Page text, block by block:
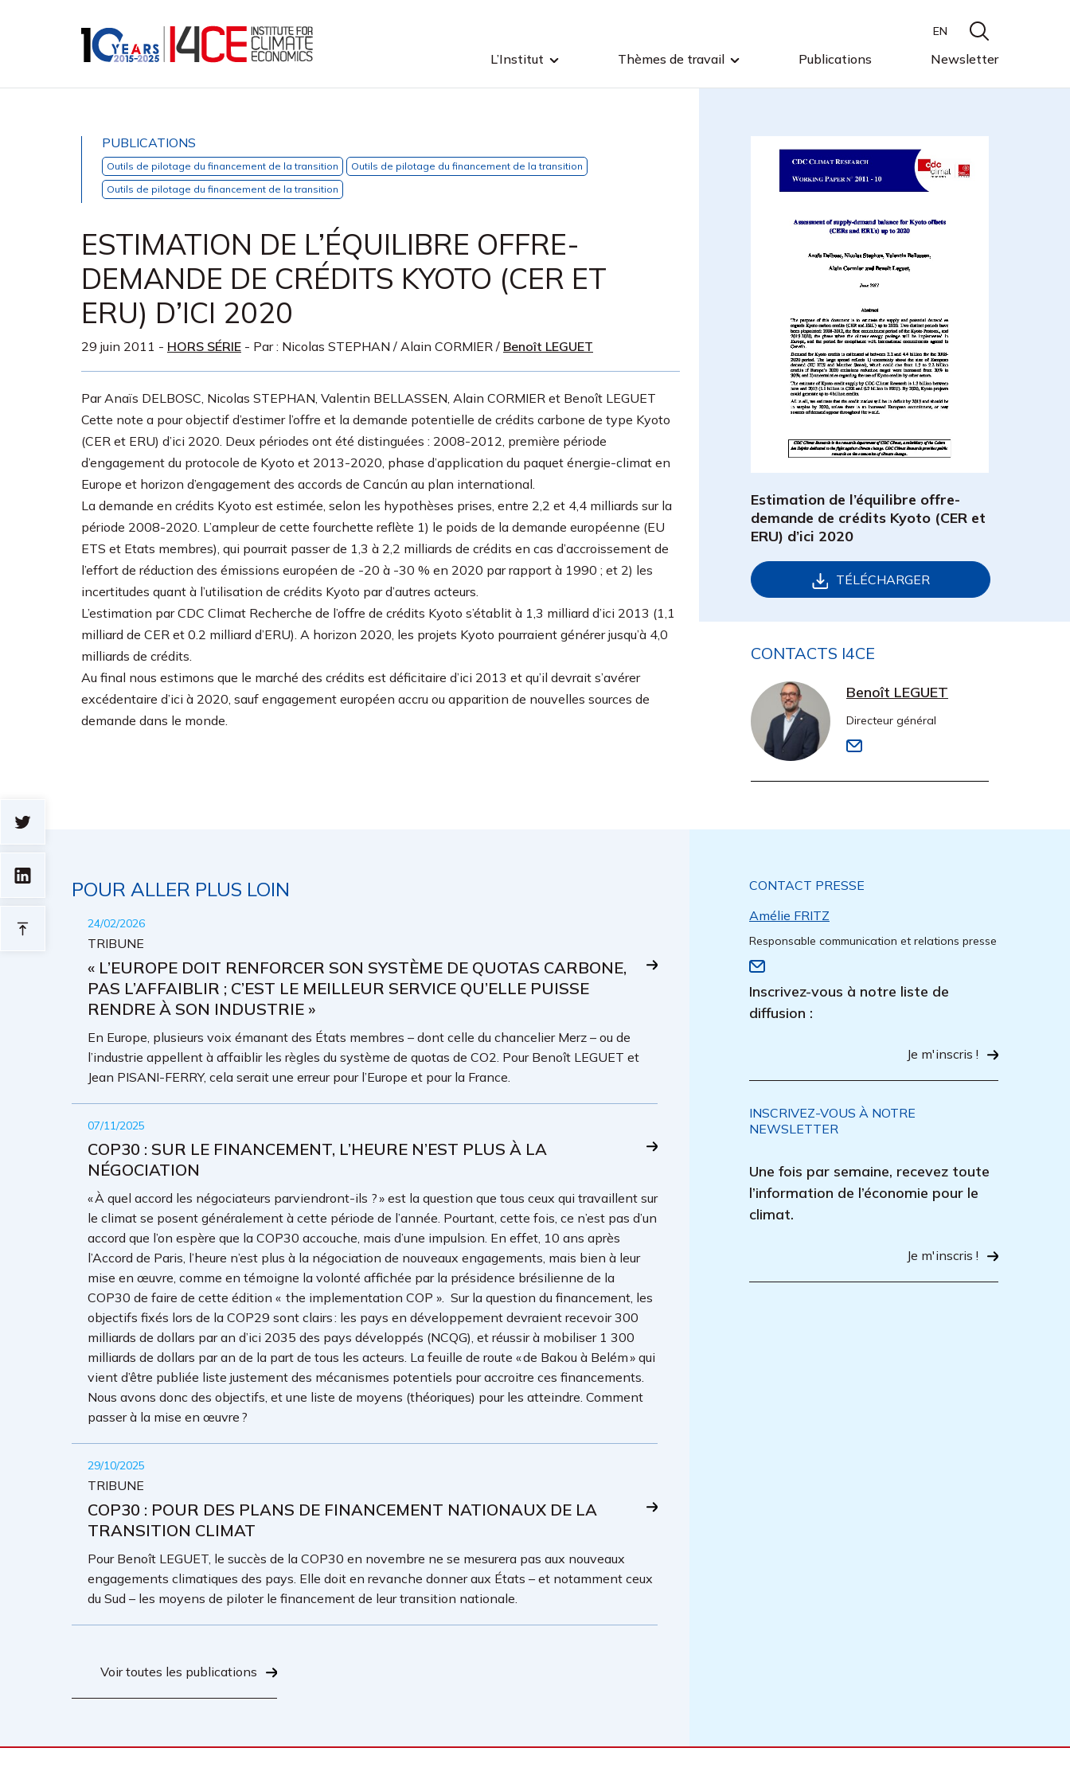
L’Institut Thèmes de travail Publications Newsletter
EN
PUBLICATIONS
Outils de pilotage du financement de la transition
Outils de pilotage du financement de la transition
Outils de pilotage du financement de la transition
ESTIMATION DE L’ÉQUILIBRE OFFRE-
DEMANDE DE CRÉDITS KYOTO (CER ET
ERU) D’ICI 2020
29 juin 2011 - HORS SÉRIE - Par : Nicolas STEPHAN / Alain CORMIER / Benoît LEGUET
Par Anaïs DELBOSC, Nicolas STEPHAN, Valentin BELLASSEN, Alain CORMIER et Benoît LEGUET
Cette note a pour objectif d’estimer l’offre et la demande potentielle de crédits carbone de type Kyoto
(CER et ERU) d’ici 2020. Deux périodes ont été distinguées : 2008-2012, première période
d’engagement du protocole de Kyoto et 2013-2020, phase d’application du paquet énergie-climat en
Europe et horizon d’engagement des accords de Cancún au plan international.
La demande en crédits Kyoto est estimée, selon les hypothèses prises, entre 2,2 et 4,4 milliards sur la
période 2008-2020. L’ampleur de cette fourchette reflète 1) le poids de la demande européenne (EU
ETS et Etats membres), qui pourrait passer de 1,3 à 2,2 milliards de crédits en cas d’accroissement de
l’effort de réduction des émissions européen de -20 à -30 % en 2020 par rapport à 1990 ; et 2) les
incertitudes quant à l’utilisation de crédits Kyoto par d’autres acteurs.
L’estimation par CDC Climat Recherche de l’offre de crédits Kyoto s’établit à 1,3 milliard d’ici 2013 (1,1
milliard de CER et 0.2 milliard d’ERU). A horizon 2020, les projets Kyoto pourraient générer jusqu’à 4,0
milliards de crédits.
Au final nous estimons que le marché des crédits est déficitaire d’ici 2013 et qu’il devrait s’avérer
excédentaire d’ici à 2020, sauf engagement européen accru ou apparition de nouvelles sources de
demande dans le monde.
Estimation de l’équilibre offre-
demande de crédits Kyoto (CER et
ERU) d’ici 2020
TÉLÉCHARGER
CONTACTS I4CE
Benoît LEGUET
Directeur général
POUR ALLER PLUS LOIN
24/02/2026
TRIBUNE
« L’EUROPE DOIT RENFORCER SON SYSTÈME DE QUOTAS CARBONE,
PAS L’AFFAIBLIR ; C’EST LE MEILLEUR SERVICE QU’ELLE PUISSE
RENDRE À SON INDUSTRIE »
En Europe, plusieurs voix émanant des États membres – dont celle du chancelier Merz – ou de
l’industrie appellent à affaiblir les règles du système de quotas de CO2. Pour Benoît LEGUET et
Jean PISANI-FERRY, cela serait une erreur pour l’Europe et pour la France.
07/11/2025
COP30 : SUR LE FINANCEMENT, L’HEURE N’EST PLUS À LA
NÉGOCIATION
« À quel accord les négociateurs parviendront-ils ? » est la question que tous ceux qui travaillent sur
le climat se posent généralement à cette période de l’année. Pourtant, cette fois, ce n’est pas d’un
accord que l’on espère que la COP30 accouche, mais d’une impulsion. En effet, 10 ans après
l’Accord de Paris, l’heure n’est plus à la négociation de nouveaux engagements, mais bien à leur
mise en œuvre, comme en témoigne la volonté affichée par la présidence brésilienne de la
COP30 de faire de cette édition « the implementation COP ». Sur la question du financement, les
objectifs fixés lors de la COP29 sont clairs : les pays en développement devraient recevoir 300
milliards de dollars par an d’ici 2035 des pays développés (NCQG), et réussir à mobiliser 1 300
milliards de dollars par an de la part de tous les acteurs. La feuille de route « de Bakou à Belém » qui
vient d’être publiée liste justement des mécanismes potentiels pour accroitre ces financements.
Nous avons donc des objectifs, et une liste de moyens (théoriques) pour les atteindre. Comment
passer à la mise en œuvre ?
29/10/2025
TRIBUNE
COP30 : POUR DES PLANS DE FINANCEMENT NATIONAUX DE LA
TRANSITION CLIMAT
Pour Benoît LEGUET, le succès de la COP30 en novembre ne se mesurera pas aux nouveaux
engagements climatiques des pays. Elle doit en revanche donner aux États – et notamment ceux
du Sud – les moyens de piloter le financement de leur transition nationale.
Voir toutes les publications
CONTACT PRESSE
Amélie FRITZ
Responsable communication et relations presse
Inscrivez-vous à notre liste de
diffusion :
Je m'inscris !
INSCRIVEZ-VOUS À NOTRE
NEWSLETTER
Une fois par semaine, recevez toute
l’information de l’économie pour le
climat.
Je m'inscris !